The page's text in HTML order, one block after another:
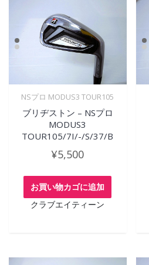
NSプロ MODUS3 TOUR105
ブリヂストン – NSプロ
MODUS3
TOUR105/7I/-/S/37/B
¥5,500
お買い物カゴに追加
クラブエイティーン